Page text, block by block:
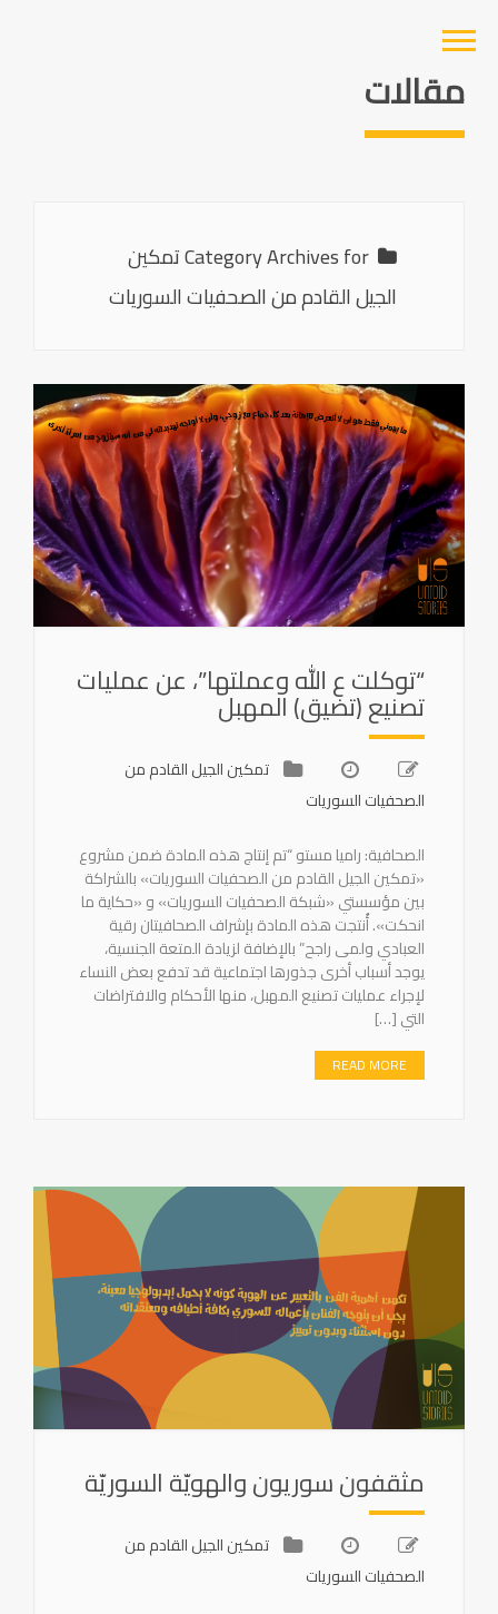
مقالات
Category Archives for تمكين
الجيل القادم من الصحفيات السوريات
“توكلت ع الله وعملتها”، عن عمليات
تصنيع (تضيق) المهبل
تمكين الجيل القادم من
الصحفيات السوريات
الصحافية: راميا مستو “تم إنتاج هذه المادة ضمن مشروع
«تمكين الجيل القادم من الصحفيات السوريات» بالشراكة
بين مؤسستي «شبكة الصحفيات السوريات» و «حكاية ما
انحكت». أُنتجت هذه المادة بإشراف الصحافيتان رقية
العبادي ولمى راجح” بالإضافة لزيادة المتعة الجنسية،
يوجد أسباب أخرى جذورها اجتماعية قد تدفع بعض النساء
لإجراء عمليات تصنيع المهبل، منها الأحكام والافتراضات
التي […]
READ MORE
مثقفون سوريون والهويّة السوريّة
تمكين الجيل القادم من
الصحفيات السوريات